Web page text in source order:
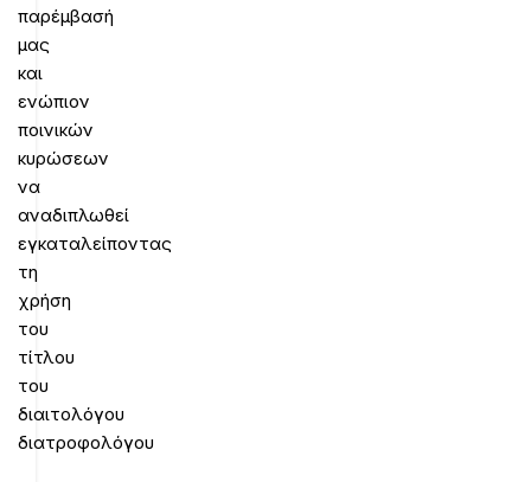
παρέμβασή
μας
και
ενώπιον
ποινικών
κυρώσεων
να
αναδιπλωθεί
εγκαταλείποντας
τη
χρήση
του
τίτλου
του
διαιτολόγου
διατροφολόγου